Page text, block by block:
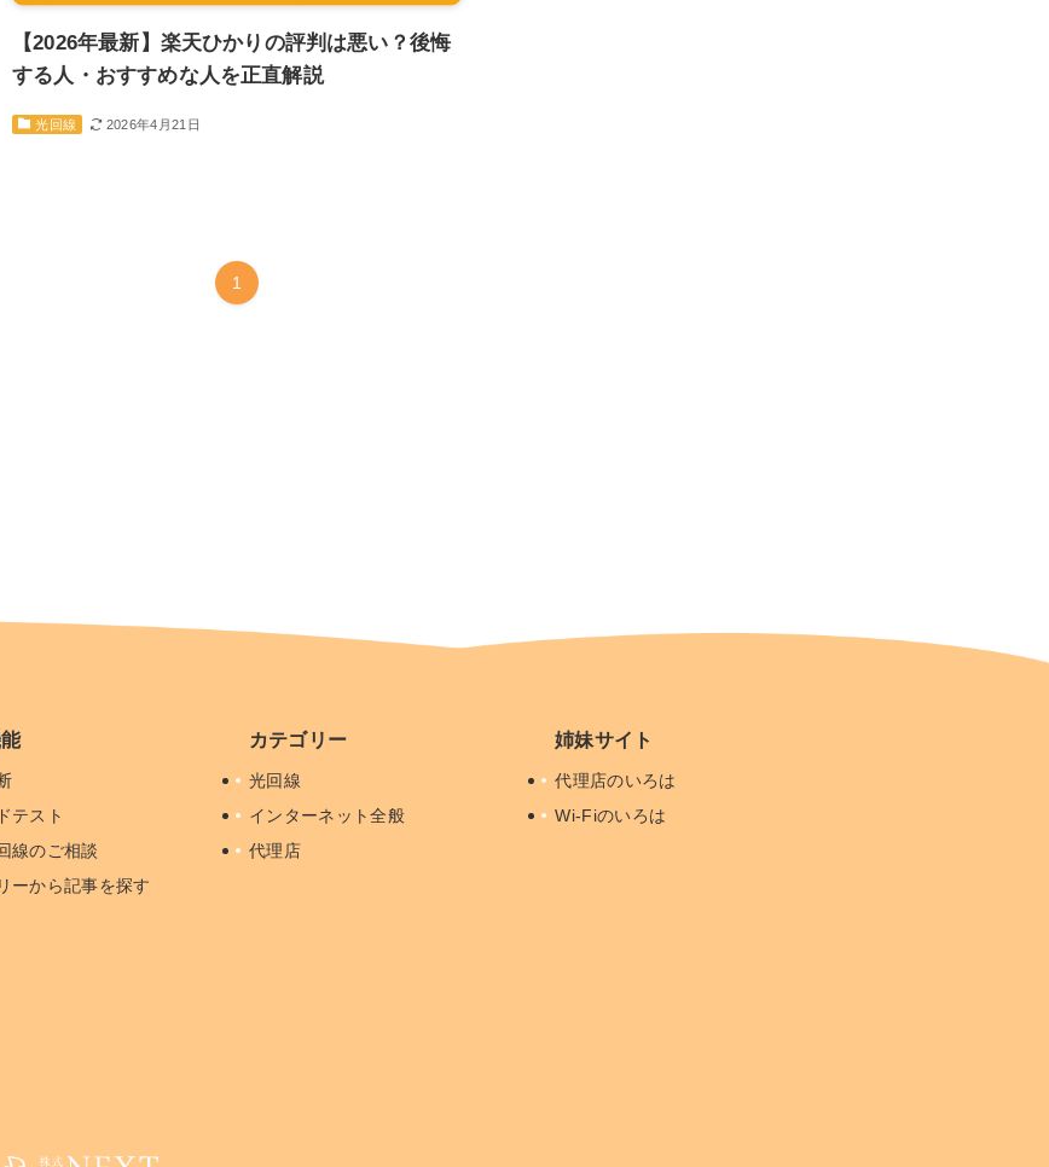
【2026年最新】楽天ひかりの評判は悪い？後悔
する人・おすすめな人を正直解説
2026年4月21日
光回線
1
テスト
線のご相談
ーから記事を探す
カテゴリー
光回線
インターネット全般
代理店
姉妹サイト
代理店のいろは
Wi-Fiのいろは